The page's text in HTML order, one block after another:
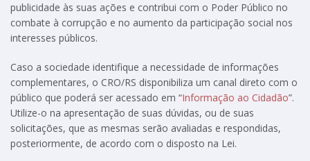
publicidade às suas ações e contribui com o Poder Público no
combate à corrupção e no aumento da participação social nos
interesses públicos.
Caso a sociedade identifique a necessidade de informações
complementares, o CRO/RS disponibiliza um canal direto com o
público que poderá ser acessado em “Informação ao Cidadão”.
Utilize-o na apresentação de suas dúvidas, ou de suas
solicitações, que as mesmas serão avaliadas e respondidas,
posteriormente, de acordo com o disposto na Lei.